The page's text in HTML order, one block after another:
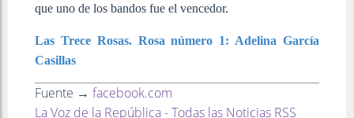
que uno de los bandos fue el vencedor.
Las Trece Rosas. Rosa número 1: Adelina García
Casillas
Fuente → facebook.com
La Voz de la República - Todas las Noticias RSS